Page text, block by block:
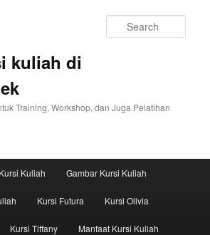
kuliah di
Training, Workshop, dan Juga Pelatihan
content
Kuliah Gambar Kursi Kuliah
Kursi Futura Kursi Olivia
Kursi Tiffany Manfaat Kursi Kuliah